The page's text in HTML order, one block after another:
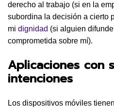
derecho al trabajo (si en la
subordina la decisión a cierto
mi dignidad (si alguien
comprometida sobre mí).
Aplicaciones con
intenciones
Los dispositivos móviles